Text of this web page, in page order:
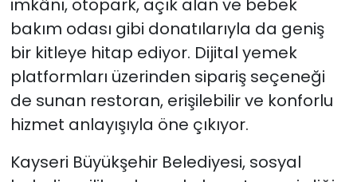
imkânı, otopark, açık alan ve bebek
bakım odası gibi donatılarıyla da geniş
bir kitleye hitap ediyor. Dijital yemek
platformları üzerinden sipariş seçeneği
de sunan restoran, erişilebilir ve konforlu
hizmet anlayışıyla öne çıkıyor.
Kayseri Büyükşehir Belediyesi, sosyal